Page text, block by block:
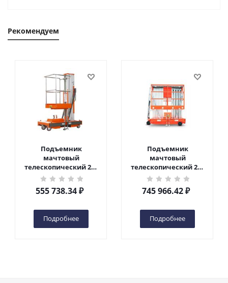
Рекомендуем
Подъемник
мачтовый
телескопический 200
кг 6 м TOR GTWY6-200S
DC 2-мачтовый
(автономный) (G) в
555 738.34₽
Подробнее
Подъемник
мачтовый
телескопический 200
кг 10 м TOR GTWY10-
200S DC 2-мачтовый
(автономный) (N) в
745 966.42₽
Подробнее